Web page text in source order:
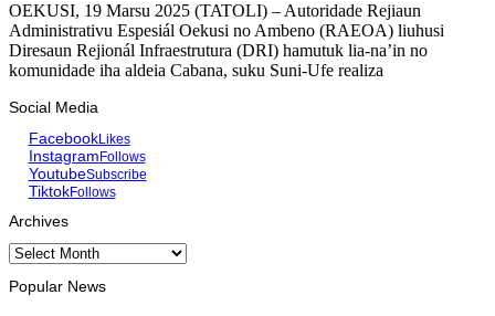
OEKUSI, 19 Marsu 2025 (TATOLI) – Autoridade Rejiaun
Administrativu Espesiál Oekusi no Ambeno (RAEOA) liuhusi
Diresaun Rejionál Infraestrutura (DRI) hamutuk lia-na’in no
komunidade iha aldeia Cabana, suku Suni-Ufe realiza
Social Media
FacebookLikes
InstagramFollows
YoutubeSubscribe
TiktokFollows
Archives
Archives
Popular News